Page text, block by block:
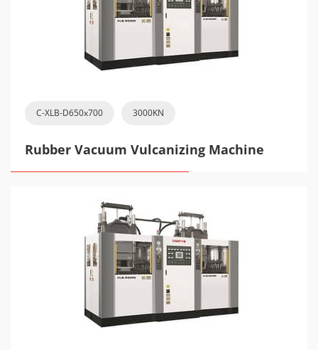
C-XLB-D650x700 3000KN
Rubber Vacuum Vulcanizing Machine